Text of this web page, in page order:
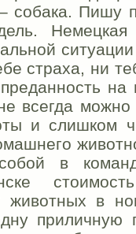
собака. Пишу
Немецкая
страха, ни
всегда
и слишком
в
животных в
приличную